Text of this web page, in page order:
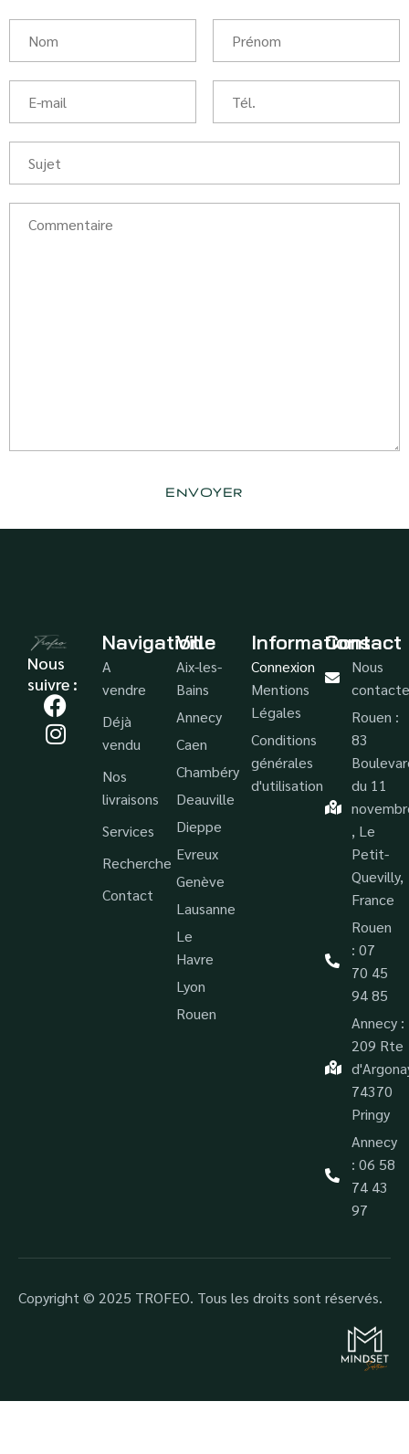
Nous
suivre :
Navigation
A
vendre
Déjà
vendu
Nos
livraisons
Services
Recherche
Contact
Ville
Aix-les-
Bains
Annecy
Caen
Chambéry
Deauville
Dieppe
Evreux
Genève
Lausanne
Le
Havre
Lyon
Rouen
Informations
Connexion
Mentions
Légales
Conditions
générales
d'utilisation
Contact
Nous
Rouen :
83
du 11
, Le
Petit-
Quevilly,
France
Rouen
: 07
70 45
94 85
Annecy :
209 Rte
74370
Pringy
Annecy
: 06 58
74 43
97
Copyright © 2025 TROFEO. Tous les droits sont réservés.